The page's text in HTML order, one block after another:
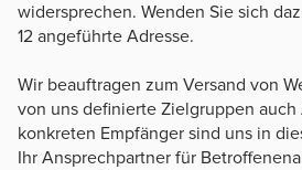
widersprechen. Wenden Sie sich
12 angeführte Adresse.
Wir beauftragen zum Versand von
von uns definierte Zielgruppen auch
konkreten Empfänger sind uns in
Ihr Ansprechpartner für